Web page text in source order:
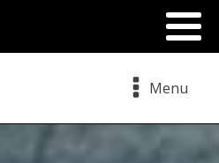
Menu